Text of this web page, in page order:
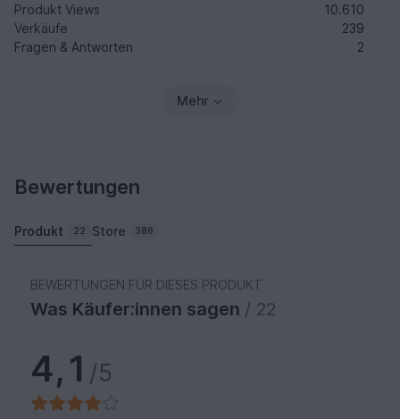
Produkt Views
10.610
Verkäufe
239
Fragen & Antworten
2
Mehr
Bewertungen
Produkt 22 Store 386
BEWERTUNGEN FÜR DIESES PRODUKT
Was Käufer:innen sagen / 22
4,1 /5